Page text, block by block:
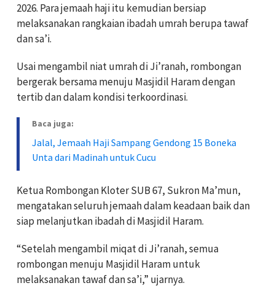
2026. Para jemaah haji itu kemudian bersiap
melaksanakan rangkaian ibadah umrah berupa tawaf
dan sa’i.
Usai mengambil niat umrah di Ji’ranah, rombongan
bergerak bersama menuju Masjidil Haram dengan
tertib dan dalam kondisi terkoordinasi.
Baca juga:
Jalal, Jemaah Haji Sampang Gendong 15 Boneka
Unta dari Madinah untuk Cucu
Ketua Rombongan Kloter SUB 67, Sukron Ma’mun,
mengatakan seluruh jemaah dalam keadaan baik dan
siap melanjutkan ibadah di Masjidil Haram.
“Setelah mengambil miqat di Ji’ranah, semua
rombongan menuju Masjidil Haram untuk
melaksanakan tawaf dan sa’i,” ujarnya.